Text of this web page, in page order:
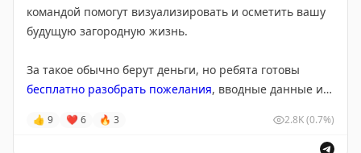
командой помогут визуализировать и осметить вашу
будущую загородную жизнь.
За такое обычно берут деньги, но ребята готовы
бесплатно разобрать пожелания, вводные данные и
концепцией.
👍 9 ❤ 6 🔥 3 2.8K(0.7%)